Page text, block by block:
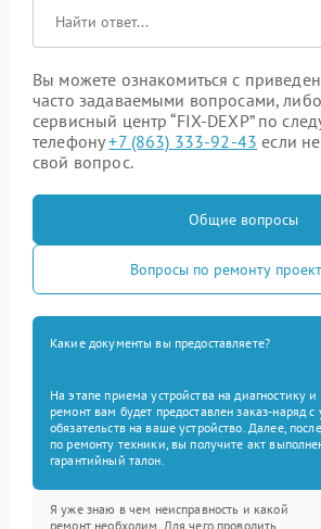
Вы можете ознакомиться с
часто задаваемыми вопросами,
сервисный центр “FIX-DEXP” по
телефону+7 (863) 333-92-43 если
свой вопрос.
Общие вопросы
Вопросы по ремонту
Какие документы вы предоставляете?
На этапе приема устройства на диагностику
ремонт вам будет предоставлен заказ-наряд
обязательств на ваше устройство. Далее,
по ремонту техники, вы получите акт
гарантийный талон.
Я уже знаю в чем неисправность и какой
ремонт необходим. Для чего проводить